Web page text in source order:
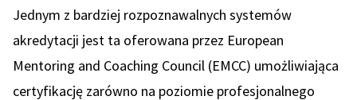
Jednym z bardziej rozpoznawalnych systemów
akredytacji jest ta oferowana przez European
Mentoring and Coaching Council (EMCC) umożliwiająca
certyfikację zarówno na poziomie profesjonalnego